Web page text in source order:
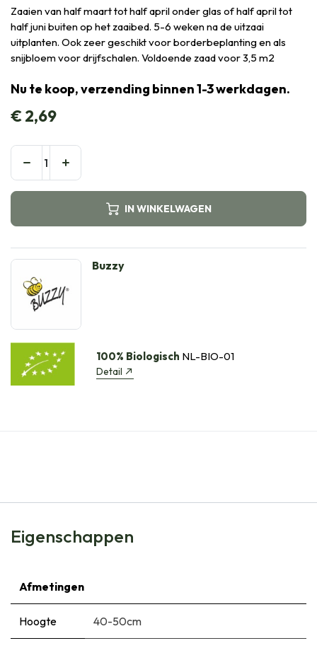
Zaaien van half maart tot half april onder glas of half april tot
half juni buiten op het zaaibed. 5-6 weken na de uitzaai
uitplanten. Ook zeer geschikt voor borderbeplanting en als
snijbloem voor drijfschalen. Voldoende zaad voor 3,5 m2
Nu te koop, verzending binnen 1-3 werkdagen.
€2,69
IN WINKELWAGEN
Buzzy
100% Biologisch NL-BIO-01
Detail
Eigenschappen
Afmetingen
Hoogte 40-50cm